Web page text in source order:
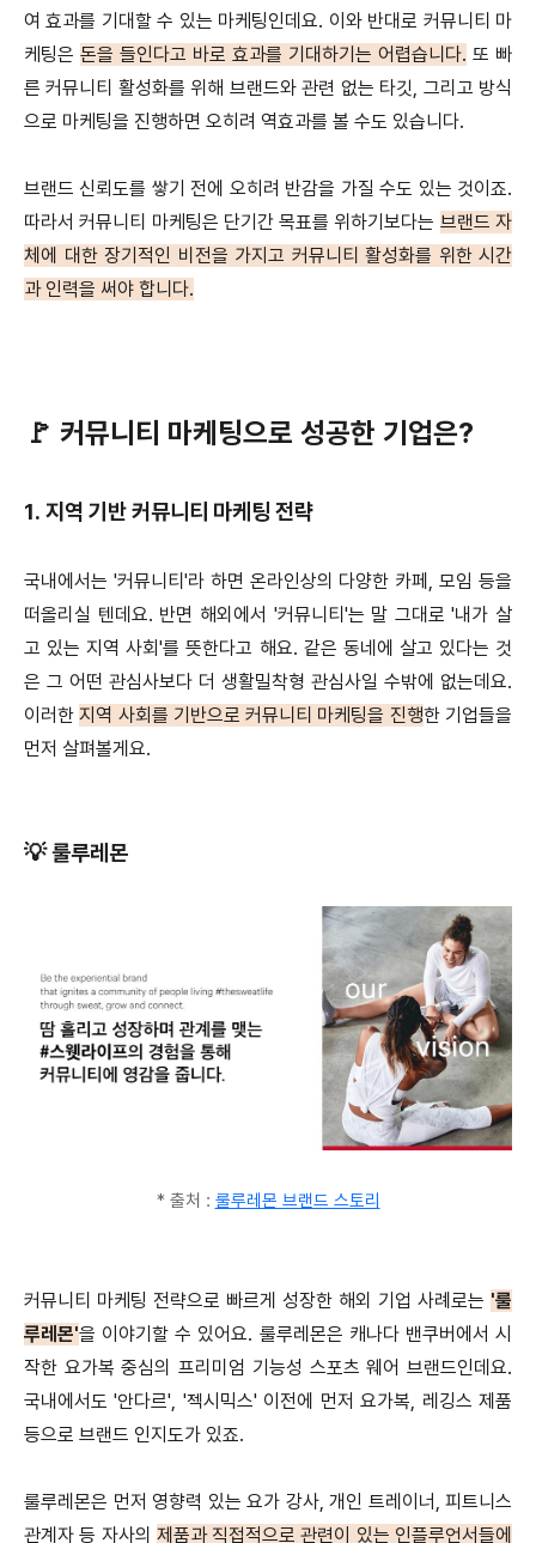
여 효과를 기대할 수 있는 마케팅인데요. 이와 반대로 커뮤니티 마
케팅은 돈을 들인다고 바로 효과를 기대하기는 어렵습니다. 또 빠
른 커뮤니티 활성화를 위해 브랜드와 관련 없는 타깃, 그리고 방식
으로 마케팅을 진행하면 오히려 역효과를 볼 수도 있습니다.
브랜드 신뢰도를 쌓기 전에 오히려 반감을 가질 수도 있는 것이죠.
따라서 커뮤니티 마케팅은 단기간 목표를 위하기보다는 브랜드 자
체에 대한 장기적인 비전을 가지고 커뮤니티 활성화를 위한 시간
과 인력을 써야 합니다.
🚩 커뮤니티 마케팅으로 성공한 기업은?
1. 지역 기반 커뮤니티 마케팅 전략
국내에서는 '커뮤니티'라 하면 온라인상의 다양한 카페, 모임 등을
떠올리실 텐데요. 반면 해외에서 '커뮤니티'는 말 그대로 '내가 살
고 있는 지역 사회'를 뜻한다고 해요. 같은 동네에 살고 있다는 것
은 그 어떤 관심사보다 더 생활밀착형 관심사일 수밖에 없는데요.
이러한지역 사회를 기반으로 커뮤니티 마케팅을 진행한 기업들을
먼저 살펴볼게요.
💡 룰루레몬
* 출처 : 룰루레몬 브랜드 스토리
커뮤니티 마케팅 전략으로 빠르게 성장한 해외 기업 사례로는 '룰
루레몬'을 이야기할 수 있어요. 룰루레몬은 캐나다 밴쿠버에서 시
작한 요가복 중심의 프리미엄 기능성 스포츠 웨어 브랜드인데요.
국내에서도 '안다르', '젝시믹스' 이전에 먼저 요가복, 레깅스 제품
등으로 브랜드 인지도가 있죠.
룰루레몬은 먼저 영향력 있는 요가 강사, 개인 트레이너, 피트니스
관계자 등 자사의 제품과 직접적으로 관련이 있는 인플루언서들에